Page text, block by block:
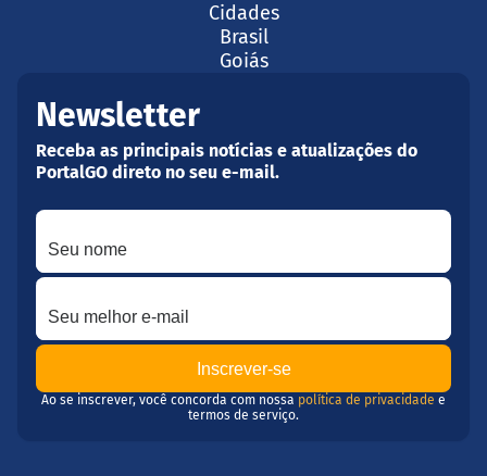
Cidades
Brasil
Goiás
Newsletter
Receba as principais notícias e atualizações do
PortalGO direto no seu e-mail.
Seu nome
Seu melhor e-mail
Ao se inscrever, você concorda com nossa política de privacidade e
termos de serviço.